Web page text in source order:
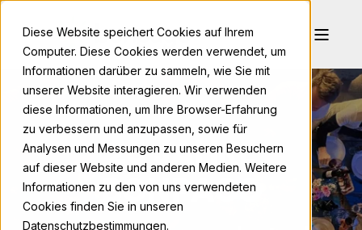
Diese Website speichert Cookies auf Ihrem
Computer. Diese Cookies werden verwendet, um
Informationen darüber zu sammeln, wie Sie mit
unserer Website interagieren. Wir verwenden
diese Informationen, um Ihre Browser-Erfahrung
zu verbessern und anzupassen, sowie für
Analysen und Messungen zu unseren Besuchern
auf dieser Website und anderen Medien. Weitere
Informationen zu den von uns verwendeten
Cookies finden Sie in unseren
Datenschutzbestimmungen.
25 JAHRE
BONPAGO